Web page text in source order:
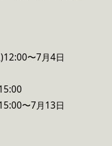
〜7月4日
〜7月13日